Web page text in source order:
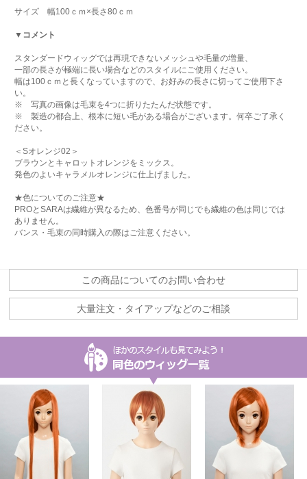
サイズ 幅100ｃｍ×長さ80ｃｍ
▼コメント
スタンダードウィッグでは再現できないメッシュや毛量の増量、
一部の長さが極端に長い場合などのスタイルにご使用ください。
幅は100ｃｍと長くなっていますので、お好みの長さに切ってご使用下さ
い。
※ 写真の画像は毛束を4つに折りたたんだ状態です。
※ 製造の都合上、根本に短い毛がある場合がございます。何卒ご了承く
ださい。
＜Sオレンジ02＞
ブラウンとキャロットオレンジをミックス。
発色のよいキャラメルオレンジに仕上げました。
★色についてのご注意★
PROとSARAは繊維が異なるため、色番号が同じでも繊維の色は同じでは
ありません。
バンス・毛束の同時購入の際はご注意ください。
この商品についてのお問い合わせ
大量注文・タイアップなどのご相談